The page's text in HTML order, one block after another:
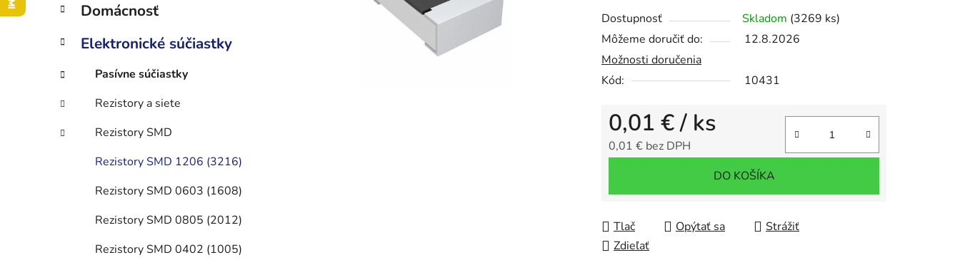
a
n
e
l
i
Domácnosť
Elektronické súčiastky
Pasívne súčiastky
Rezistory a siete
Rezistory SMD
Rezistory SMD 1206 (3216)
Rezistory SMD 0603 (1608)
Rezistory SMD 0805 (2012)
Rezistory SMD 0402 (1005)
0,0
z
5
hviezdičiek.
Dostupnosť Skladom (3269 ks)
Môžeme doručiť do:
12.8.2026
Možnosti doručenia
Kód:
10431
0,01 €/ ks
0,01 € bez DPH
DO KOŠÍKA
Tlač Opýtať sa
Strážiť
Zdieľať